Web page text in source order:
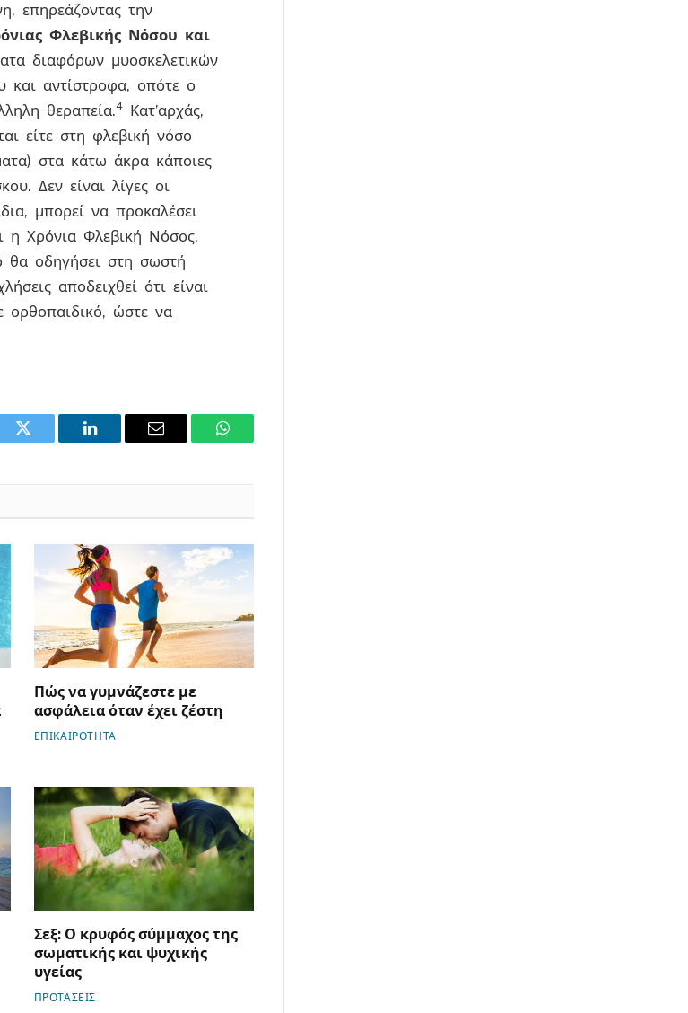
επηρεάζοντας την
Φλεβικής Νόσου και
διαφόρων μυοσκελετικών
και αντίστροφα, οπότε ο
θεραπεία.4
Κατ’αρχάς,
είτε στη φλεβική νόσο
στα κάτω άκρα κάποιες
Δεν είναι λίγες οι
μπορεί να προκαλέσει
η Χρόνια Φλεβική Νόσος.
θα οδηγήσει στη σωστή
αποδειχθεί ότι είναι
ορθοπαιδικό, ώστε να
Twitter LinkedIn Email WhatsApp
Πώς να γυμνάζεστε με
ασφάλεια όταν έχει ζέστη
ΕΠΙΚΑΙΡΟΤΗΤΑ
Σεξ: Ο κρυφός σύμμαχος της
σωματικής και ψυχικής
υγείας
ΠΡΟΤΑΣΕΙΣ